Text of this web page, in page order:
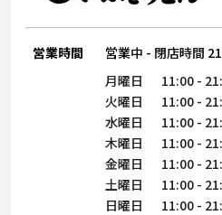
株主・投資家情報
サステナビリティ
営業時間 営業中 - 閉店時間
月曜日 11:00 -
火曜日
11:00 -
水曜日
11:00 -
木曜日
11:00 -
金曜日
11:00 -
土曜日
11:00 -
日曜日
11:00 -